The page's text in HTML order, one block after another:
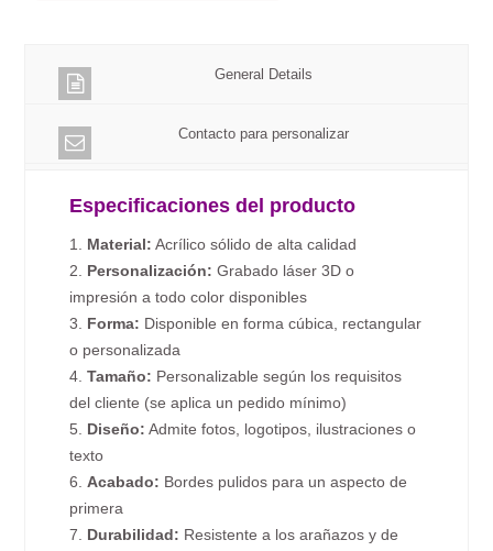
General Details
Contacto para personalizar
Especificaciones del producto
1. Material: Acrílico sólido de alta calidad
2. Personalización: Grabado láser 3D o
impresión a todo color disponibles
3. Forma: Disponible en forma cúbica, rectangular
o personalizada
4.Tamaño: Personalizable según los requisitos
del cliente (se aplica un pedido mínimo)
5. Diseño: Admite fotos, logotipos, ilustraciones o
texto
6. Acabado: Bordes pulidos para un aspecto de
primera
7. Durabilidad: Resistente a los arañazos y de